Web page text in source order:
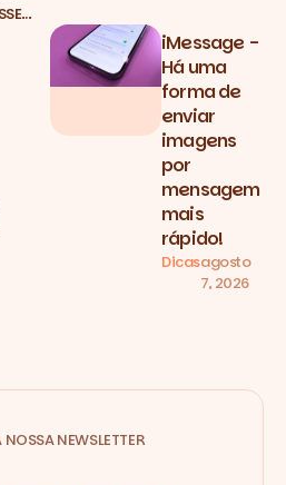
iMessage -
Há uma
forma de
enviar
imagens
por
mensagem
mais
rápido!
Dicasagosto
7, 2026
NEWSLETTER